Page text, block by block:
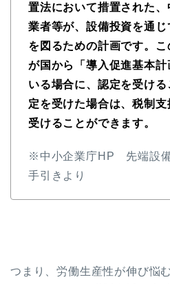
置法において措置された
業者等が、設備投資を通
を図るための計画です。
が国から「導入促進基本
いる場合に、認定を受け
定を受けた場合は、税制
受けることができます。
※中小企業庁HP 先端設
手引きより
つまり、労働生産性が伸び悩